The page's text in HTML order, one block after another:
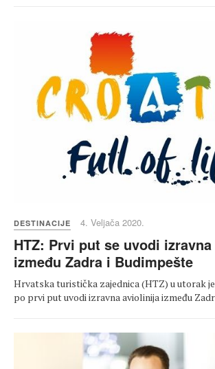
DESTINACIJE 4. Veljača 2020.
HTZ: Prvi put se uvodi
između Zadra i Budimpešte
Hrvatska turistička zajednica (HTZ) u utorak
po prvi put uvodi izravna aviolinija između